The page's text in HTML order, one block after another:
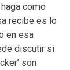
como
recibe es lo
en esa
discutir si
son